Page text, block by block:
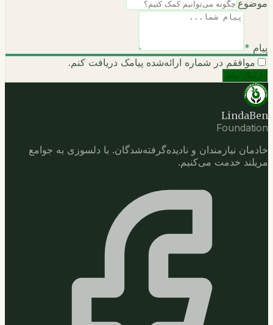
موضوع
پیام *
موافقم در شماره ارائه‌شده پیامک دریافت کنم.
LindaBen
Foundation
خادمان نیازمندان و نادیده‌گرفته‌شدگان. با دلسوزی به جوامع
مریلند خدمت می‌کنیم.